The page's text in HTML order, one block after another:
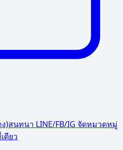
)สนทนา LINE/FB/IG จัดหมวดหมู่
ดียว